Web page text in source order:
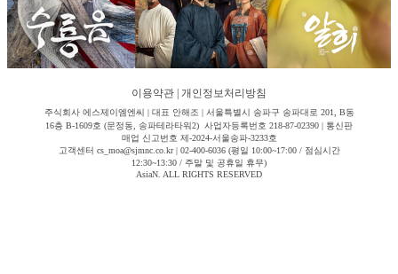
이용약관 개인정보처리방침
주식회사 에스제이엠엔씨 | 대표 안해조 | 서울특별시 송파구 송파대로 201, B동
16층 B-1609호 (문정동, 송파테라타워2) 사업자등록번호 218-87-02390 | 통신판
매업 신고번호 제-2024-서울송파-3233호
고객센터 cs_moa@sjmnc.co.kr | 02-400-6036 (평일 10:00~17:00 / 점심시간
12:30~13:30 / 주말 및 공휴일 휴무)
AsiaN. ALL RIGHTS RESERVED